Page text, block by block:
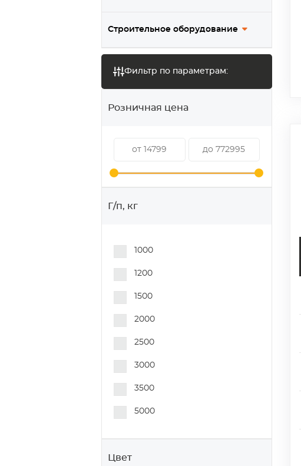
Строительное оборудование
Фильтр по параметрам:
Розничная цена
Г/п, кг
1000
1200
1500
2000
2500
3000
3500
5000
Цвет